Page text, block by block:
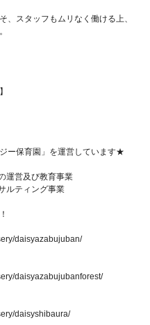
、スタッフもムリなく働ける上、
ー保育園」を運営しています★
運営及び教育事業
ルティング事業
daisyazabujuban/
daisyazabujubanforest/
daisyshibaura/